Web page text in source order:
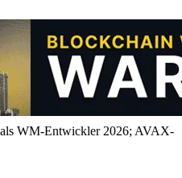
WM-Entwickler 2026; AVAX-